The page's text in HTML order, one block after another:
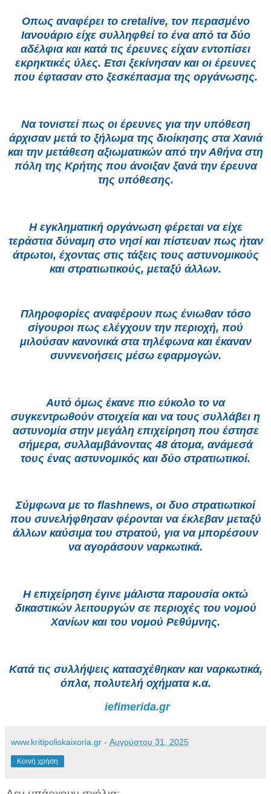
Οπως αναφέρει το cretalive, τον περασμένο
Ιανουάριο είχε συλληφθεί το ένα από τα δύο
αδέλφια και κατά τις έρευνες είχαν εντοπίσει
εκρηκτικές ύλες. Ετσι ξεκίνησαν και οι έρευνες
που έφτασαν στο ξεσκέπασμα της οργάνωσης.
Να τονιστεί πως οι έρευνες για την υπόθεση
άρχισαν μετά το ξήλωμα της διοίκησης στα Χανιά
και την μετάθεση αξιωματικών από την Αθήνα στη
πόλη της Κρήτης που άνοιξαν ξανά την έρευνα
της υπόθεσης.
Η εγκληματική οργάνωση φέρεται να είχε
τεράστια δύναμη στο νησί και πίστευαν πως ήταν
άτρωτοι, έχοντας στις τάξεις τους αστυνομικούς
και στρατιωτικούς, μεταξύ άλλων.
Πληροφορίες αναφέρουν πως ένιωθαν τόσο
σίγουροι πως ελέγχουν την περιοχή, πού
μιλούσαν κανονικά στα τηλέφωνα και έκαναν
συννενοήσεις μέσω εφαρμογών.
Αυτό όμως έκανε πιο εύκολο το να
συγκεντρωθούν στοιχεία και να τους συλλάβει η
αστυνομία στην μεγάλη επιχείρηση που έστησε
σήμερα, συλλαμβάνοντας 48 άτομα, ανάμεσά
τους ένας αστυνομικός και δύο στρατιωτικοί.
Σύμφωνα με το flashnews, οι δυο στρατιωτικοί
που συνελήφθησαν φέρονται να έκλεβαν μεταξύ
άλλων καύσιμα του στρατού, για να μπορέσουν
να αγοράσουν ναρκωτικά.
Η επιχείρηση έγινε μάλιστα παρουσία οκτώ
δικαστικών λειτουργών σε περιοχές του νομού
Χανίων και του νομού Ρεθύμνης.
Κατά τις συλλήψεις κατασχέθηκαν και ναρκωτικά,
όπλα, πολυτελή οχήματα κ.α.
iefimerida.gr
www.kritipoliskaixoria.gr - Αυγούστου 31, 2025
Κοινή χρήση